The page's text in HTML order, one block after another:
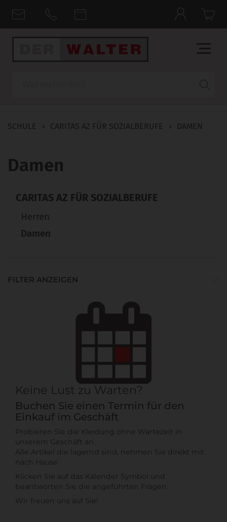
SCHULE › CARITAS AZ FÜR SOZIALBERUFE › DAMEN
Damen
CARITAS AZ FÜR SOZIALBERUFE
Herren
Damen
FILTER ANZEIGEN
Keine Lust zu Warten?
Buchen Sie einen Termin für den
Einkauf im Geschäft
Probieren Sie die Kleidung ohne Wartezeit in
unserem Geschäft an.
Alle Artikel die lagernd sind, nehmen Sie direkt mit
nach Hause
Klicken Sie auf das Kalender Symbol und
beantworten Sie die angeführten Fragen.
Wir freuen uns auf Sie!